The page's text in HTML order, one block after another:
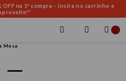
OFF na 1ª compra – insira no carrinho e
Mesa